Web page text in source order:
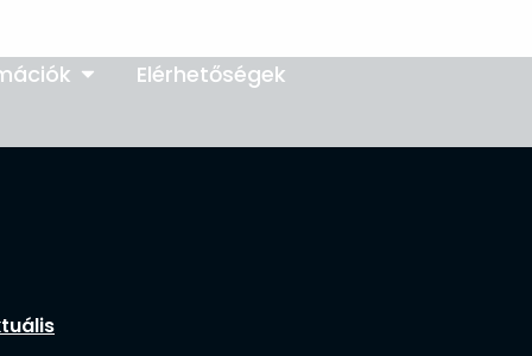
Elérhetőségek